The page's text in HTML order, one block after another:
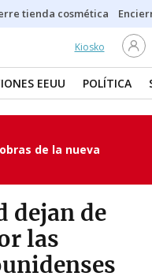
tienda cosmética
Kiosko
EEUU POLÍTICA
de la nueva
dejan de
las